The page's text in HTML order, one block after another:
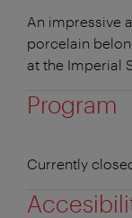
An impressive
porcelain
at the Imperial
Program
Currently